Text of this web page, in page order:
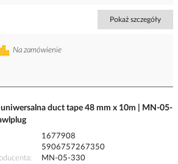
Pokaż szczegóły
Na zamówienie
uniwersalna duct tape 48 mm x 10m | MN-05-
1677908
5906757267350
MN-05-330